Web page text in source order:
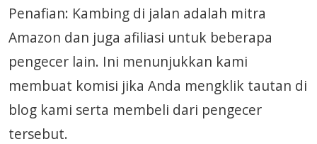
Penafian: Kambing di jalan adalah mitra
Amazon dan juga afiliasi untuk beberapa
pengecer lain. Ini menunjukkan kami
membuat komisi jika Anda mengklik tautan di
blog kami serta membeli dari pengecer
tersebut.